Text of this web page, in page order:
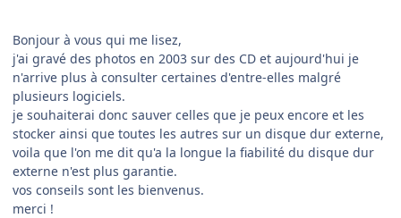
Bonjour à vous qui me lisez,
j'ai gravé des photos en 2003 sur des CD et aujourd'hui je
n'arrive plus à consulter certaines d'entre-elles malgré
plusieurs logiciels.
je souhaiterai donc sauver celles que je peux encore et les
stocker ainsi que toutes les autres sur un disque dur externe,
voila que l'on me dit qu'a la longue la fiabilité du disque dur
externe n'est plus garantie.
vos conseils sont les bienvenus.
merci !